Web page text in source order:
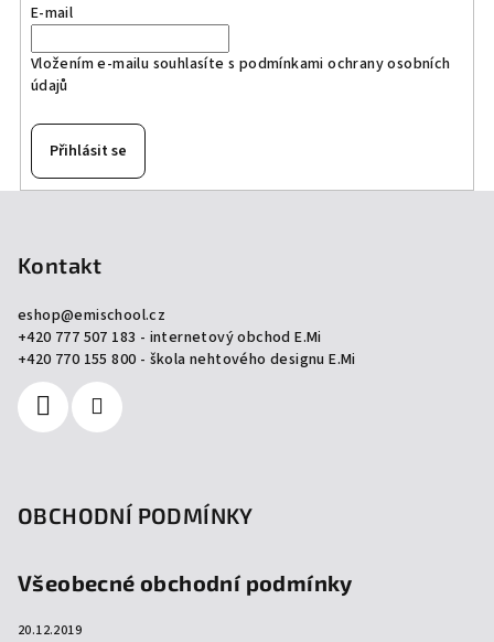
E-mail
Vložením e-mailu souhlasíte s podmínkami ochrany osobních
údajů
Přihlásit se
Kontakt
eshop@emischool.cz
+420 777 507 183 - internetový obchod E.Mi
+420 770 155 800 - škola nehtového designu E.Mi
OBCHODNÍ PODMÍNKY
Všeobecné obchodní podmínky
20.12.2019